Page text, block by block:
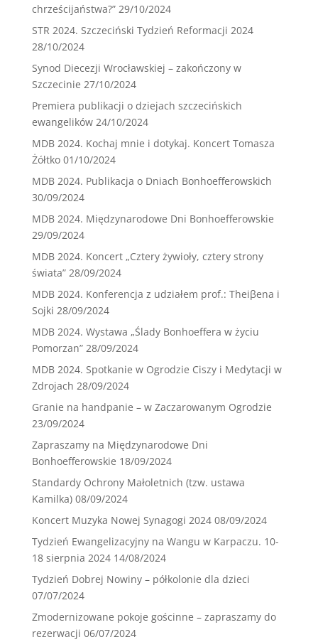
chrześcijaństwa?” 29/10/2024
STR 2024. Szczeciński Tydzień Reformacji 2024
28/10/2024
Synod Diecezji Wrocławskiej – zakończony w
Szczecinie 27/10/2024
Premiera publikacji o dziejach szczecińskich
ewangelików 24/10/2024
MDB 2024. Kochaj mnie i dotykaj. Koncert Tomasza
Żółtko 01/10/2024
MDB 2024. Publikacja o Dniach Bonhoefferowskich
30/09/2024
MDB 2024. Międzynarodowe Dni Bonhoefferowskie
29/09/2024
MDB 2024. Koncert „Cztery żywioły, cztery strony
świata” 28/09/2024
MDB 2024. Konferencja z udziałem prof.: Theiβena i
Sojki 28/09/2024
MDB 2024. Wystawa „Ślady Bonhoeffera w życiu
Pomorzan” 28/09/2024
MDB 2024. Spotkanie w Ogrodzie Ciszy i Medytacji w
Zdrojach 28/09/2024
Granie na handpanie – w Zaczarowanym Ogrodzie
23/09/2024
Zapraszamy na Międzynarodowe Dni
Bonhoefferowskie 18/09/2024
Standardy Ochrony Małoletnich (tzw. ustawa
Kamilka) 08/09/2024
Koncert Muzyka Nowej Synagogi 2024 08/09/2024
Tydzień Ewangelizacyjny na Wangu w Karpaczu. 10-
18 sierpnia 2024 14/08/2024
Tydzień Dobrej Nowiny – półkolonie dla dzieci
07/07/2024
Zmodernizowane pokoje gościnne – zapraszamy do
rezerwacji 06/07/2024